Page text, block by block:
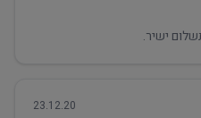
ישיר.
23.12.20